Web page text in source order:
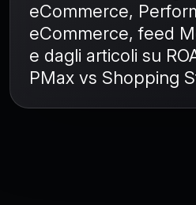
eCommerce,
eCommerce,feed
e dagli articoli su
PMax vs Shopping